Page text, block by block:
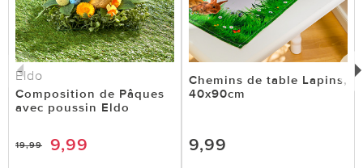
Eldo
Composition de Pâques
avec poussin Eldo
19,99 9,99
Chemins de table Lapins,
40x90cm
9,99